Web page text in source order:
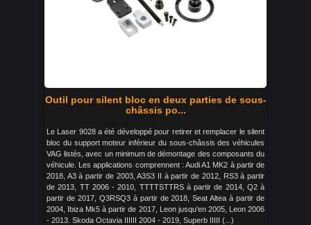
Outil pour silent bloc en deux parties de sous-
châssis po...
Le Laser 9028 a été développé pour retirer et remplacer le silent
bloc du support moteur inférieur du sous-châssis des véhicules
VAG listés, avec un minimum de démontage des composants du
véhicule. Les applications comprennent : Audi A1 MK2 à partir de
2018, A3 à partir de 2003, A3S3 II à partir de 2012, RS3 à partir
de 2013, TT 2006 - 2010, TTTTSTTRS à partir de 2014, Q2 à
partir de 2017, Q3RSQ3 à partir de 2018, Seat Altea à partir de
2004, Ibiza Mk5 à partir de 2017, Leon jusqu'en 2005, Leon 2006
- 2013. Skoda Octavia IIIIII 2004 - 2019, Superb IIIII (...)